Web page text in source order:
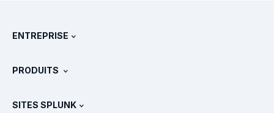
ENTREPRISE
Splunk et les autres solutions
PRODUITS
SITES SPLUNK